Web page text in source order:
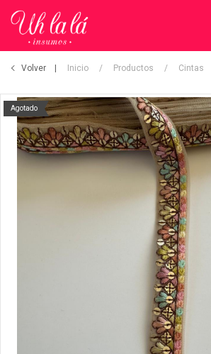
Volver Inicio / Productos / Cintas
Agotado